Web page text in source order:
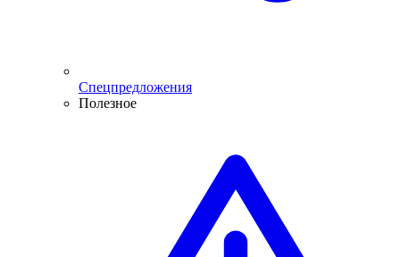
Спецпредложения
Полезное